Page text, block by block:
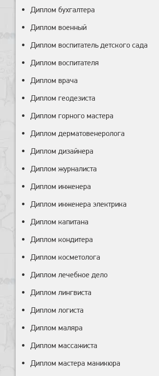
Диплом бухгалтера
Диплом военный
Диплом воспитатель детского сада
Диплом воспитателя
Диплом врача
Диплом геодезиста
Диплом горного мастера
Диплом дерматовенеролога
Диплом дизайнера
Диплом журналиста
Диплом инженера
Диплом инженера электрика
Диплом капитана
Диплом кондитера
Диплом косметолога
Диплом лечебное дело
Диплом лингвиста
Диплом логиста
Диплом маляра
Диплом массажиста
Диплом мастера маникюра